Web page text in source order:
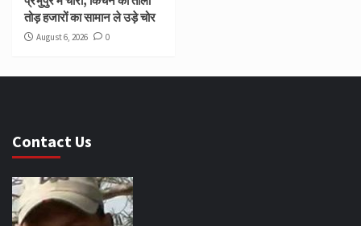
तोड़ हजारों का सामान ले उड़े चोर
August 6, 2026 0
Contact Us